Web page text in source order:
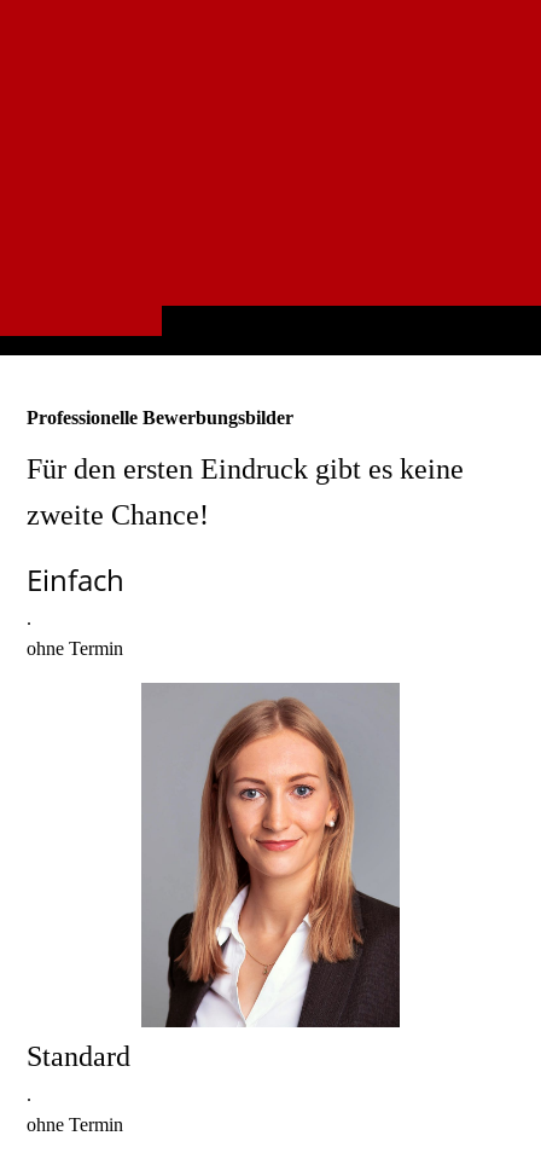
Professionelle Bewerbungsbilder
Für den ersten Eindruck gibt es keine
zweite Chance!
Einfach
.
ohne Termin
Standard
.
ohne Termin